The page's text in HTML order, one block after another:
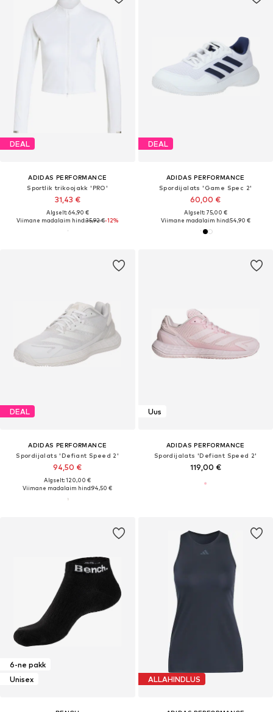
DEAL
ADIDAS PERFORMANCE
Sportlik trikoojakk 'PRO'
31,43 €
Algselt: 64,90 €
Viimane madalaim hind:35,92 €-12%
DEAL
ADIDAS PERFORMANCE
Spordijalats 'Game Spec 2'
60,00 €
Algselt: 75,00 €
Viimane madalaim hind:54,90 €
DEAL
ADIDAS PERFORMANCE
Spordijalats 'Defiant Speed 2'
94,50 €
Algselt: 120,00 €
Viimane madalaim hind:94,50 €
Uus
ADIDAS PERFORMANCE
Spordijalats 'Defiant Speed 2'
119,00 €
6-ne pakk
Unisex
ALLAHINDLUS